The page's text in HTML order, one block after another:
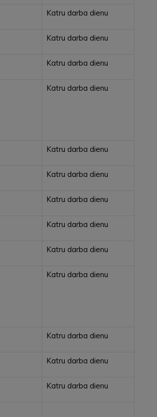
Katru darba dienu
Katru darba dienu
Katru darba dienu
Katru darba dienu
Katru darba dienu
Katru darba dienu
Katru darba dienu
Katru darba dienu
Katru darba dienu
Katru darba dienu
Katru darba dienu
Katru darba dienu
Katru darba dienu